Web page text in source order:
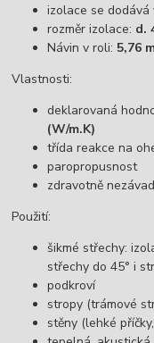
izolace se
rozměr izolace: d.
Návin v roli: 5,76
Vlastnosti:
deklarovaná
(W/m.K)
třída reakce na
paropropusnost
zdravotně
Použití:
šikmé střechy:
střechy do 45° i
podkroví
stropy (trámové
stěny (lehké